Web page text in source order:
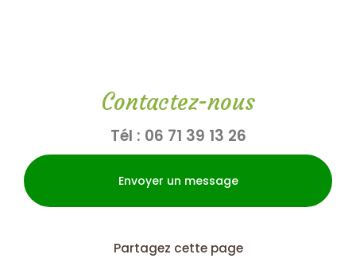
Contactez-nous
Tél : 06 71 39 13 26
Envoyer un message
Partagez cette page